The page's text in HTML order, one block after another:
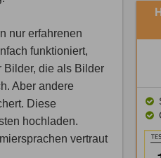
nur erfahrenen
funktioniert,
Bilder, die als Bilder
Aber andere
Diese
hochladen.
vertraut